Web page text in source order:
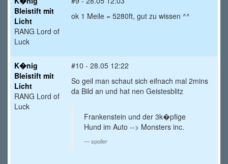
Bleistift mit
Licht
RANG Lord of
Luck
ok 1 Meile = 5280ft, gut zu wissen ^^
K�nig
Bleistift mit
Licht
RANG Lord of
Luck
#10 - 28.05 12:22
So geil man schaut sich eifnach mal 2mins
da Bild an und hat nen Geistesblitz
Frankenstein und der 3k�pfige
Hund im Auto --> Monsters inc.
spoiler